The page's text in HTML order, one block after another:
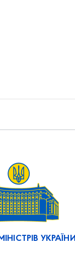
УКРАЇНИ